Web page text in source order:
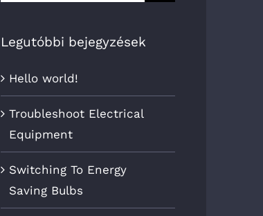
Legutóbbi bejegyzések
Hello world!
Troubleshoot Electrical
Equipment
Switching To Energy
Saving Bulbs